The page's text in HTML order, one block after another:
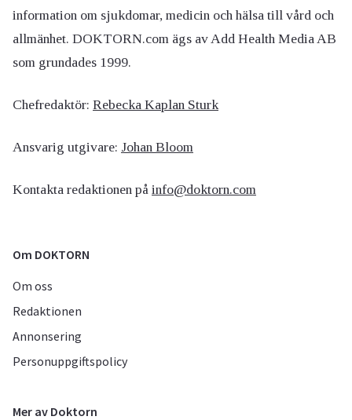
information om sjukdomar, medicin och hälsa till vård och
allmänhet. DOKTORN.com ägs av Add Health Media AB
som grundades 1999.
Chefredaktör: Rebecka Kaplan Sturk
Ansvarig utgivare: Johan Bloom
Kontakta redaktionen på info@doktorn.com
Om DOKTORN
Om oss
Redaktionen
Annonsering
Personuppgiftspolicy
Mer av Doktorn